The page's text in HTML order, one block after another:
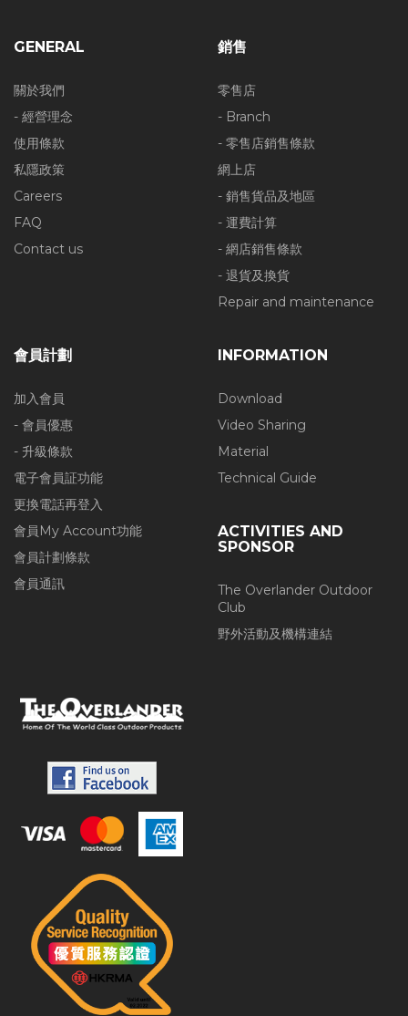
GENERAL
關於我們
- 經營理念
使用條款
私隱政策
Careers
FAQ
Contact us
銷售
零售店
- Branch
- 零售店銷售條款
網上店
- 銷售貨品及地區
- 運費計算
- 網店銷售條款
- 退貨及換貨
Repair and maintenance
會員計劃
加入會員
- 會員優惠
- 升級條款
電子會員証功能
更換電話再登入
會員My Account功能
會員計劃條款
會員通訊
INFORMATION
Download
Video Sharing
Material
Technical Guide
ACTIVITIES AND
SPONSOR
The Overlander Outdoor
Club
野外活動及機構連結